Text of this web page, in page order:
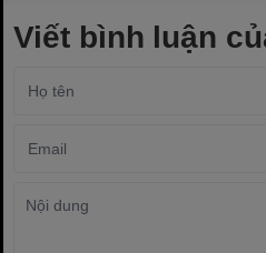
Viết bình luận